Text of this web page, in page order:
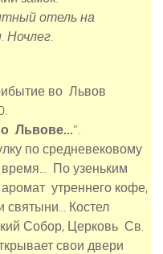
отель на
во Львов
Львове…”.
по средневековому
По узеньким
утреннего кофе,
святыни... Костел
Собор, Церковь Св.
свои двери